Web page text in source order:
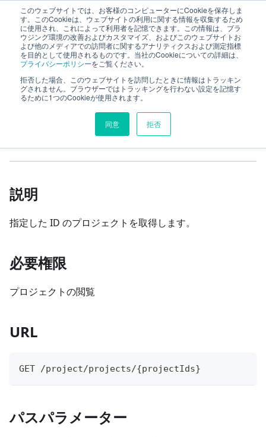
このウェブサイトでは、お客様のコンピューターにCookieを保存しま
す。このCookieは、ウェブサイトの利用に関する情報を収集するため
に使用され、これによって利用者を記憶できます。この情報は、ブラ
ウジング環境の改善およびカスタマイズ、およびこのウェブサイトお
よび他のメディアでの訪問者に関するアナリティクスおよび測定指標
を目的として使用されるものです。当社のCookieについての詳細は、
プライバシーポリシーをご覧ください。
拒否した場合、このウェブサイトを訪問したときに情報はトラッキン
グされません。ブラウザーではトラッキングを行わない設定を記憶す
るために1つのCookieが使用されます。
同意 拒否
TimeTracker RX Web API ヘルプ
リファレンス project
projects
このページの見出し
プロジェクトの取得
説明
指定した ID のプロジェクトを取得します。
必要権限
プロジェクトの閲覧
URL
GET /project/projects/{projectIds}
パスパラメーター